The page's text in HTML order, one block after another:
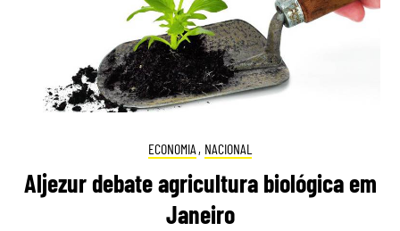
ECONOMIA , NACIONAL
Aljezur debate agricultura biológica em
Janeiro